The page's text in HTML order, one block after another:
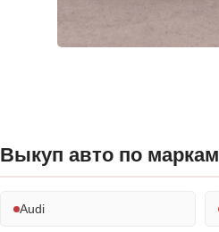
Выкуп авто по маркам
Audi